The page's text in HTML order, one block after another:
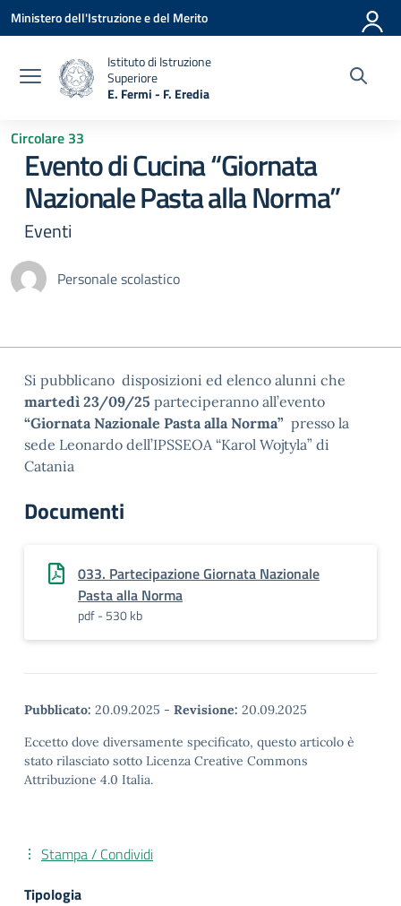
Vai ai contenuti
Vai al menu di navigazione
Vai al footer
Ministero dell'Istruzione e del Merito
Istituto di Istruzione
Superiore
E. Fermi - F. Eredia
Circolare 33
Evento di Cucina “Giornata
Nazionale Pasta alla Norma”
Eventi
Personale scolastico
Si pubblicano disposizioni ed elenco alunni che
martedì 23/09/25 parteciperanno all’evento
“Giornata Nazionale Pasta alla Norma” presso la
sede Leonardo dell’IPSSEOA “Karol Wojtyla” di
Catania
Documenti
033. Partecipazione Giornata Nazionale
Pasta alla Norma
pdf - 530 kb
Pubblicato: 20.09.2025 - Revisione: 20.09.2025
Eccetto dove diversamente specificato, questo articolo è
stato rilasciato sotto Licenza Creative Commons
Attribuzione 4.0 Italia.
Stampa / Condividi
Tipologia